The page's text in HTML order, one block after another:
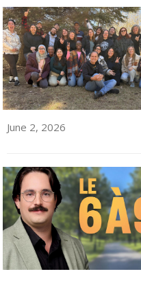
June 2, 2026